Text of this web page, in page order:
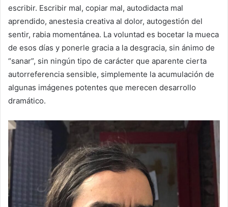
escribir. Escribir mal, copiar mal, autodidacta mal
aprendido, anestesia creativa al dolor, autogestión del
sentir, rabia momentánea. La voluntad es bocetar la mueca
de esos días y ponerle gracia a la desgracia, sin ánimo de
“sanar”, sin ningún tipo de carácter que aparente cierta
autorreferencia sensible, simplemente la acumulación de
algunas imágenes potentes que merecen desarrollo
dramático.